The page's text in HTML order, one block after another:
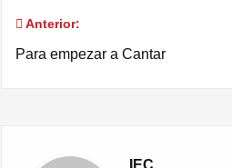
Navegación
Anterior:
Para empezar a Cantar
IEC